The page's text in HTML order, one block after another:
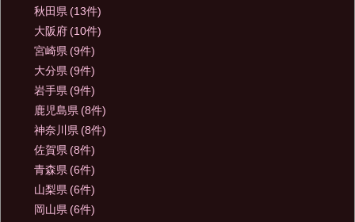
秋田県 (13件)
大阪府 (10件)
宮崎県 (9件)
大分県 (9件)
岩手県 (9件)
鹿児島県 (8件)
神奈川県 (8件)
佐賀県 (8件)
青森県 (6件)
山梨県 (6件)
岡山県 (6件)